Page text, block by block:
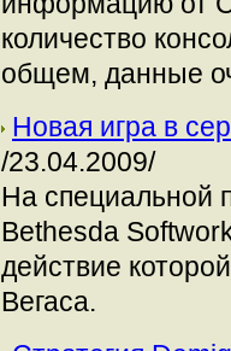
количество
общем, данные
Новая игра в
/23.04.2009/
На специальной
Bethesda
действие
Вегаса.